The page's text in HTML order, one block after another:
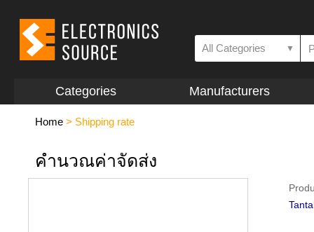
All Categories ▼
Categories Manufacturers
Home > Shipping rate
คำนวณค่าจัดส่ง